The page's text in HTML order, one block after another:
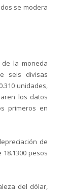
se modera
de la moneda
seis divisas
unidades,
los datos
primeros en
de
pesos
del dólar,